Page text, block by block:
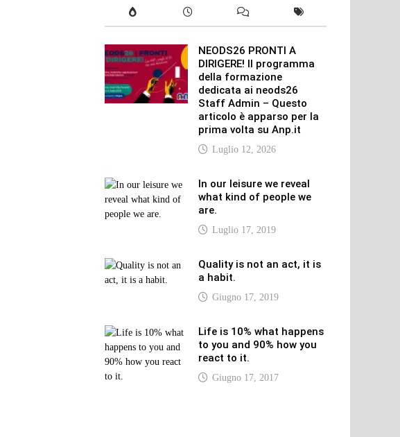
NEODS26 PRONTI A
DIRIGERE! Il programma
della formazione
dedicata ai neods26
Staff Admin – Questo
articolo è apparso per la
prima volta su Anp.it
Luglio 12, 2026
In our leisure we reveal
what kind of people we
are.
Luglio 17, 2019
Quality is not an act, it is
a habit.
Giugno 17, 2019
Life is 10% what happens
to you and 90% how you
react to it.
Giugno 17, 2017